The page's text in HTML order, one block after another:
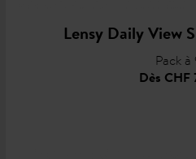
Lensy Daily View
Pack à
Dès CHF